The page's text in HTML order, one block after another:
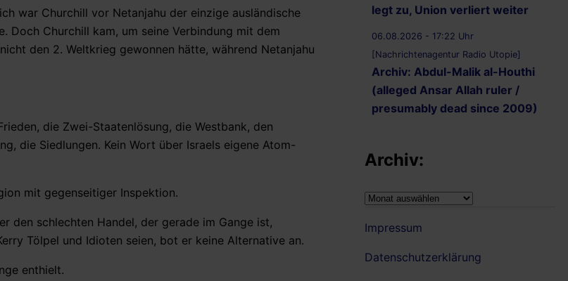
war Churchill vor Netanjahu der einzige ausländische
Doch Churchill kam, um seine Verbindung mit dem
den 2. Weltkrieg gewonnen hätte, während Netanjahu
die Zwei-Staatenlösung, die Westbank, den
die Siedlungen. Kein Wort über Israels eigene Atom-
mit gegenseitiger Inspektion.
den schlechten Handel, der gerade im Gange ist,
Tölpel und Idioten seien, bot er keine Alternative an.
enthielt.
legt zu, Union verliert weiter
06.08.2026 - 17:22 Uhr
[Nachrichtenagentur Radio Utopie]
Archiv: Abdul-Malik al-Houthi
(alleged Ansar Allah ruler /
presumably dead since 2009)
Archiv:
Archiv:
Impressum
Datenschutzerklärung